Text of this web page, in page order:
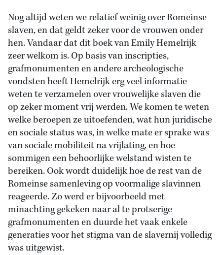
Nog altijd weten we relatief weinig over Romeinse
slaven, en dat geldt zeker voor de vrouwen onder
hen. Vandaar dat dit boek van Emily Hemelrijk
zeer welkom is. Op basis van inscripties,
grafmonumenten en andere archeologische
vondsten heeft Hemelrijk erg veel informatie
weten te verzamelen over vrouwelijke slaven die
op zeker moment vrij werden. We komen te weten
welke beroepen ze uitoefenden, wat hun juridische
en sociale status was, in welke mate er sprake was
van sociale mobiliteit na vrijlating, en hoe
sommigen een behoorlijke welstand wisten te
bereiken. Ook wordt duidelijk hoe de rest van de
Romeinse samenleving op voormalige slavinnen
reageerde. Zo werd er bijvoorbeeld met
minachting gekeken naar al te protserige
grafmonumenten en duurde het vaak enkele
generaties voor het stigma van de slavernij volledig
was uitgewist.